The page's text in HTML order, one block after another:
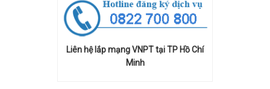
Liên hệ lắp mạng VNPT tại TP Hồ Chí
Minh